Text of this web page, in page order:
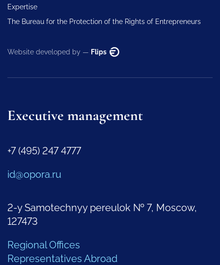
Expertise
The Bureau for the Protection of the Rights of Entrepreneurs
Website developed by — Flips
Executive management
+7 (495) 247 4777
id@opora.ru
2-y Samotechnyy pereulok № 7, Moscow,
127473
Regional Offices
Representatives Abroad